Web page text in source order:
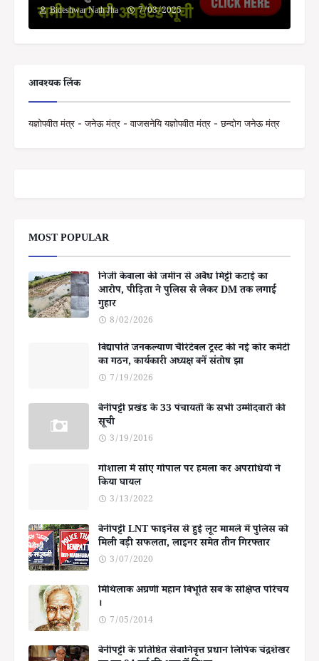
Bideshwar Nath Jha 7/03/2025
आवश्यक लिंक
यज्ञोपवीत मंत्र - जनेऊ मंत्र - वाजसनेयि यज्ञोपवीत मंत्र - छन्दोग जनेऊ मंत्र
MOST POPULAR
निजी केवाला की जमीन से अवैध मिट्टी कटाई का
आरोप, पीड़िता ने पुलिस से लेकर DM तक लगाई
गुहार
8/02/2026
विद्यापति जनकल्याण चैरिटेबल ट्रस्ट की नई कोर कमेटी
का गठन, कार्यकारी अध्यक्ष बनें संतोष झा
7/19/2026
बेनीपट्टी प्रखंड के 33 पंचायतों के सभी उम्मीदवारों की
सूची
3/19/2016
गोशाला में सोए गोपाल पर हमला कर अपराधियों ने
किया घायल
3/13/2022
बेनीपट्टी LNT फाइनेंस से हुई लूट मामले में पुलिस को
मिली बड़ी सफलता, लाइनर समेत तीन गिरफ्तार
3/07/2020
मिथिलाक अग्रणी महान बिभूति सब के संक्षिप्त परिचय
।
7/05/2014
बेनीपट्टी के प्रतिष्ठित सेवानिवृत्त प्रधान लिपिक चंद्रशेखर